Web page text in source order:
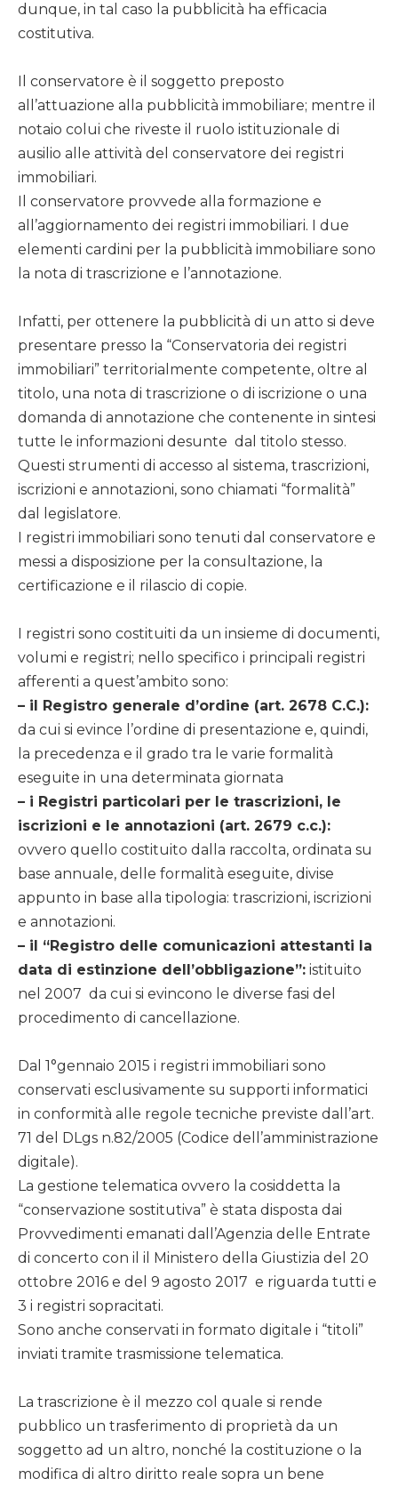
dunque, in tal caso la pubblicità ha efficacia
costitutiva.
Il conservatore è il soggetto preposto
all’attuazione alla pubblicità immobiliare; mentre il
notaio colui che riveste il ruolo istituzionale di
ausilio alle attività del conservatore dei registri
immobiliari.
Il conservatore provvede alla formazione e
all’aggiornamento dei registri immobiliari. I due
elementi cardini per la pubblicità immobiliare sono
la nota di trascrizione e l’annotazione.
Infatti, per ottenere la pubblicità di un atto si deve
presentare presso la “Conservatoria dei registri
immobiliari” territorialmente competente, oltre al
titolo, una nota di trascrizione o di iscrizione o una
domanda di annotazione che contenente in sintesi
tutte le informazioni desunte dal titolo stesso.
Questi strumenti di accesso al sistema, trascrizioni,
iscrizioni e annotazioni, sono chiamati “formalità”
dal legislatore.
I registri immobiliari sono tenuti dal conservatore e
messi a disposizione per la consultazione, la
certificazione e il rilascio di copie.
I registri sono costituiti da un insieme di documenti,
volumi e registri; nello specifico i principali registri
afferenti a quest’ambito sono:
– il Registro generale d’ordine (art. 2678 C.C.):
da cui si evince l’ordine di presentazione e, quindi,
la precedenza e il grado tra le varie formalità
eseguite in una determinata giornata
– i Registri particolari per le trascrizioni, le
iscrizioni e le annotazioni (art. 2679 c.c.):
ovvero quello costituito dalla raccolta, ordinata su
base annuale, delle formalità eseguite, divise
appunto in base alla tipologia: trascrizioni, iscrizioni
e annotazioni.
– il “Registro delle comunicazioni attestanti la
data di estinzione dell’obbligazione”: istituito
nel 2007 da cui si evincono le diverse fasi del
procedimento di cancellazione.
Dal 1°gennaio 2015 i registri immobiliari sono
conservati esclusivamente su supporti informatici
in conformità alle regole tecniche previste dall’art.
71 del DLgs n.82/2005 (Codice dell’amministrazione
digitale).
La gestione telematica ovvero la cosiddetta la
“conservazione sostitutiva” è stata disposta dai
Provvedimenti emanati dall’Agenzia delle Entrate
di concerto con il il Ministero della Giustizia del 20
ottobre 2016 e del 9 agosto 2017 e riguarda tutti e
3 i registri sopracitati.
Sono anche conservati in formato digitale i “titoli”
inviati tramite trasmissione telematica.
La trascrizione è il mezzo col quale si rende
pubblico un trasferimento di proprietà da un
soggetto ad un altro, nonché la costituzione o la
modifica di altro diritto reale sopra un bene